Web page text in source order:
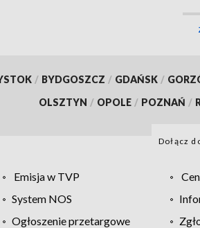
/ BYDGOSZCZ / GDAŃSK /
OLSZTYN / OPOLE / POZNAŃ /
Dołącz
Emisja w TVP
System NOS
Ogłoszenie przetargowe